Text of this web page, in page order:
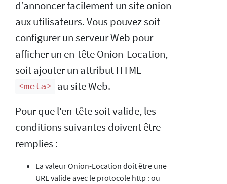
d’annoncer facilement un site onion
aux utilisateurs. Vous pouvez soit
configurer un serveur Web pour
afficher un en-tête Onion-Location,
soit ajouter un attribut HTML
<meta> au site Web.
Pour que l'en-tête soit valide, les
conditions suivantes doivent être
remplies :
La valeur Onion-Location doit être une
URL valide avec le protocole http : ou